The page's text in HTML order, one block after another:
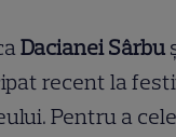
Dacianei Sârbu
recent la
Pentru a